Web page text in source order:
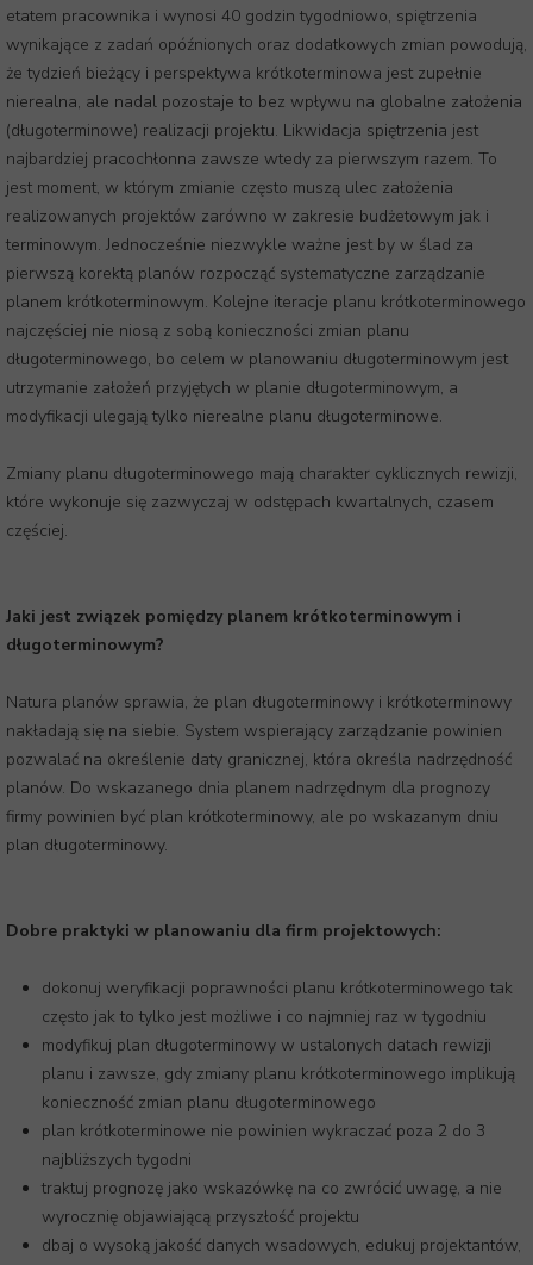
etatem pracownika i wynosi 40 godzin tygodniowo, spiętrzenia
wynikające z zadań opóźnionych oraz dodatkowych zmian powodują,
że tydzień bieżący i perspektywa krótkoterminowa jest zupełnie
nierealna, ale nadal pozostaje to bez wpływu na globalne założenia
(długoterminowe) realizacji projektu. Likwidacja spiętrzenia jest
najbardziej pracochłonna zawsze wtedy za pierwszym razem. To
jest moment, w którym zmianie często muszą ulec założenia
realizowanych projektów zarówno w zakresie budżetowym jak i
terminowym. Jednocześnie niezwykle ważne jest by w ślad za
pierwszą korektą planów rozpocząć systematyczne zarządzanie
planem krótkoterminowym. Kolejne iteracje planu krótkoterminowego
najczęściej nie niosą z sobą konieczności zmian planu
długoterminowego, bo celem w planowaniu długoterminowym jest
utrzymanie założeń przyjętych w planie długoterminowym, a
modyfikacji ulegają tylko nierealne planu długoterminowe.
Zmiany planu długoterminowego mają charakter cyklicznych rewizji,
które wykonuje się zazwyczaj w odstępach kwartalnych, czasem
częściej.
Jaki jest związek pomiędzy planem krótkoterminowym i
długoterminowym?
Natura planów sprawia, że plan długoterminowy i krótkoterminowy
nakładają się na siebie. System wspierający zarządzanie powinien
pozwalać na określenie daty granicznej, która określa nadrzędność
planów. Do wskazanego dnia planem nadrzędnym dla prognozy
firmy powinien być plan krótkoterminowy, ale po wskazanym dniu
plan długoterminowy.
Dobre praktyki w planowaniu dla firm projektowych:
dokonuj weryfikacji poprawności planu krótkoterminowego tak
często jak to tylko jest możliwe i co najmniej raz w tygodniu
modyfikuj plan długoterminowy w ustalonych datach rewizji
planu i zawsze, gdy zmiany planu krótkoterminowego implikują
konieczność zmian planu długoterminowego
plan krótkoterminowe nie powinien wykraczać poza 2 do 3
najbliższych tygodni
traktuj prognozę jako wskazówkę na co zwrócić uwagę, a nie
wyrocznię objawiającą przyszłość projektu
dbaj o wysoką jakość danych wsadowych, edukuj projektantów,